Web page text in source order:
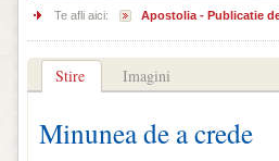
Te afli aici: Apostolia - Publicatie
Stire Imagini
Minunea de a crede